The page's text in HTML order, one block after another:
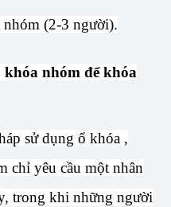
nhóm (2-3 người).
nhóm để khóa
sử dụng ổ khóa ,
chỉ yêu cầu một nhân
trong khi những người